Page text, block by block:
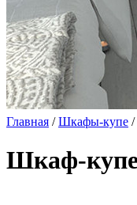
Главная /Шкафы-купе /
Шкаф-